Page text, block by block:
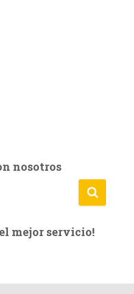
nosotros
mejor servicio!